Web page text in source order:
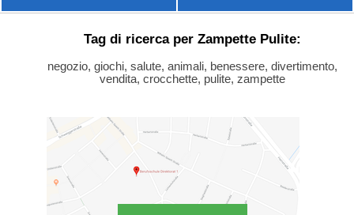
Tag di ricerca per Zampette Pulite:
negozio, giochi, salute, animali, benessere, divertimento,
vendita, crocchette, pulite, zampette